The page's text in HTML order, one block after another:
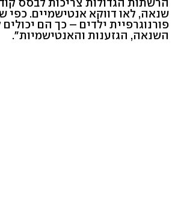
שנאה, לאו דווקא אנטישמיים. כפי
פורנוגרפיית ילדים – כך הם
השנאה, הגזענות והאנטישמיות".